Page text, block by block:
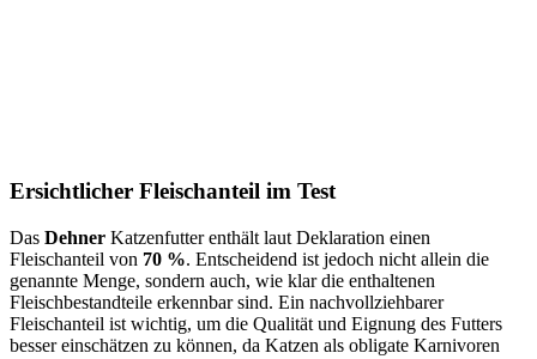
Ersichtlicher Fleischanteil im Test
Das Dehner Katzenfutter enthält laut Deklaration einen
Fleischanteil von 70 %. Entscheidend ist jedoch nicht allein die
genannte Menge, sondern auch, wie klar die enthaltenen
Fleischbestandteile erkennbar sind. Ein nachvollziehbarer
Fleischanteil ist wichtig, um die Qualität und Eignung des Futters
besser einschätzen zu können, da Katzen als obligate Karnivoren